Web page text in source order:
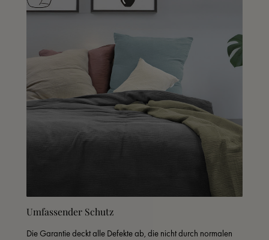
Umfassender Schutz
Die Garantie deckt alle Defekte ab, die nicht durch normalen